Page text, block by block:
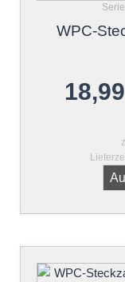
WPC-
18,99